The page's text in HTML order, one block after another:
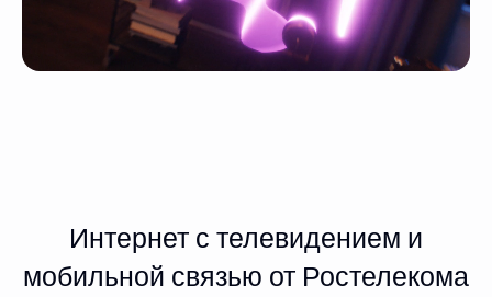
Интернет с телевидением и
мобильной связью от Ростелекома